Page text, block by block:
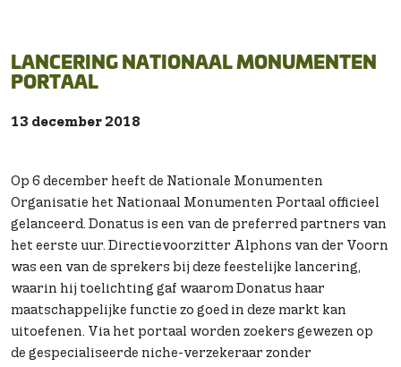
LANCERING NATIONAAL MONUMENTEN
PORTAAL
13 december 2018
Op 6 december heeft de Nationale Monumenten
Organisatie het Nationaal Monumenten Portaal officieel
gelanceerd. Donatus is een van de preferred partners van
het eerste uur. Directievoorzitter Alphons van der Voorn
was een van de sprekers bij deze feestelijke lancering,
waarin hij toelichting gaf waarom Donatus haar
maatschappelijke functie zo goed in deze markt kan
uitoefenen. Via het portaal worden zoekers gewezen op
de gespecialiseerde niche-verzekeraar zonder